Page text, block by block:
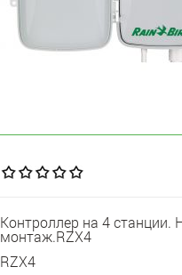
Контроллер на 4 станции.
монтаж.RZX4
RZX4